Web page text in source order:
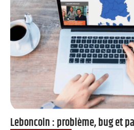
Leboncoin : problème, bug et